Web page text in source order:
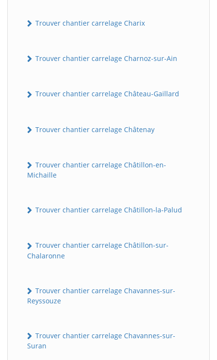
Trouver chantier carrelage Charix
Trouver chantier carrelage Charnoz-sur-Ain
Trouver chantier carrelage Château-Gaillard
Trouver chantier carrelage Châtenay
Trouver chantier carrelage Châtillon-en-
Michaille
Trouver chantier carrelage Châtillon-la-Palud
Trouver chantier carrelage Châtillon-sur-
Chalaronne
Trouver chantier carrelage Chavannes-sur-
Reyssouze
Trouver chantier carrelage Chavannes-sur-
Suran